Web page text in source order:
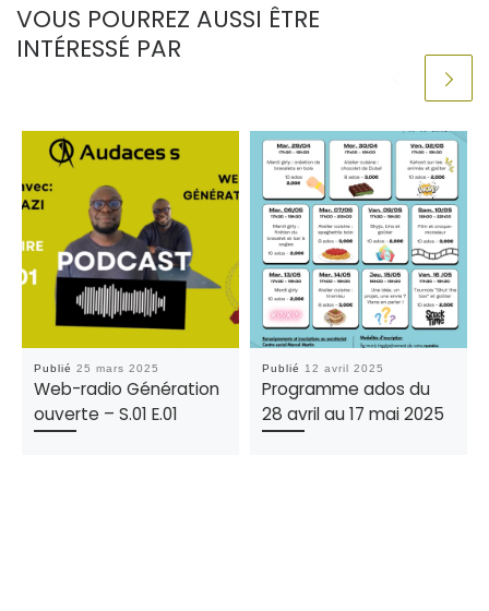
VOUS POURREZ AUSSI ÊTRE
INTÉRESSÉ PAR
Publié25 mars 2025
Web-radio Génération
ouverte – S.01 E.01
Publié 12 avril 2025
Programme ados du
28 avril au 17 mai 2025